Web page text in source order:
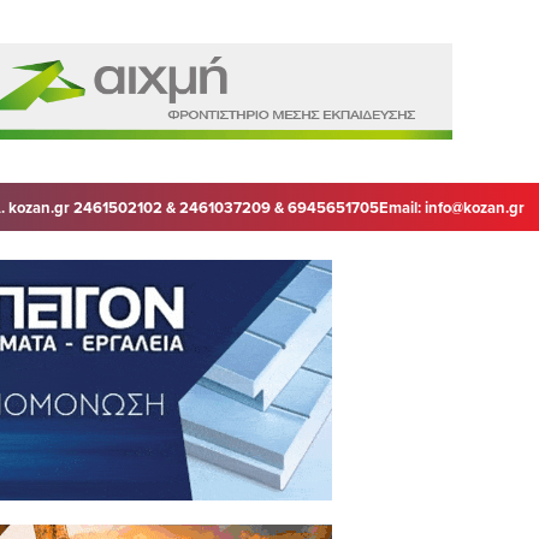
kozan.gr 2461502102 & 2461037209 & 6945651705Email:info@kozan.gr